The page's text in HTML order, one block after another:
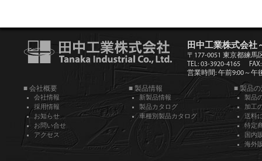
田中工業株式会社
〒177-0051 東京都練馬
TEL: 03-3920-4165
営業時間: 午前9:00～午
■ 会社概要
会社情報
採用情報
お知らせ
お問い合せ
アクセス
■ 製品情報
新製品情報
製品カタログ
車種別製品カタログ
■ 製品
製品
加工
送料
特定
国内
海外